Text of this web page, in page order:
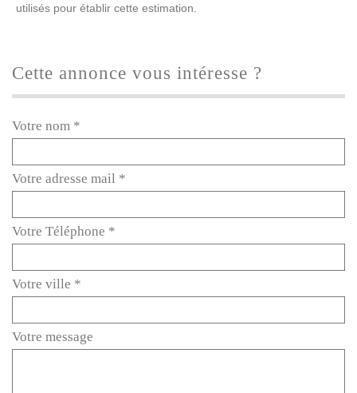
utilisés pour établir cette estimation.
cette annonce vous intéresse ?
Votre nom *
Votre adresse mail *
Votre Téléphone *
Votre ville *
Votre message